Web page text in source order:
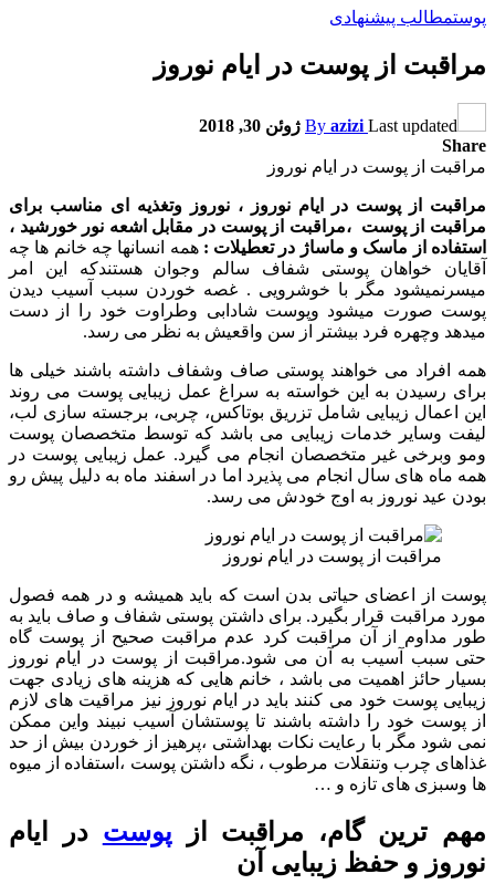
پوستمطالب پیشنهادی
مراقبت از پوست در ایام نوروز
By azizi Last updated
ژوئن 30, 2018
Share
مراقبت از پوست در ایام نوروز
مراقبت از پوست در ایام نوروز ، نوروز وتغذیه ای مناسب برای
مراقبت از پوست ،مراقبت از پوست در مقابل اشعه نور خورشید ،
استفاده از ماسک و ماساژ در تعطیلات :همه انسانها چه خانم ها چه
آقایان خواهان پوستی شفاف سالم وجوان هستندکه این امر
میسرنمیشود مگر با خوشرویی . غصه خوردن سبب آسیب دیدن
پوست صورت میشود وپوست شادابی وطراوت خود را از دست
میدهد وچهره فرد بیشتر از سن واقعیش به نظر می رسد.
همه افراد می خواهند پوستی صاف وشفاف داشته باشند خیلی ها
برای رسیدن به این خواسته به سراغ عمل زیبایی پوست می روند
این اعمال زیبایی شامل تزریق بوتاکس، چربی، برجسته سازی لب،
لیفت وسایر خدمات زیبایی می باشد که توسط متخصصان پوست
ومو وبرخی غیر متخصصان انجام می گیرد. عمل زیبایی پوست در
همه ماه های سال انجام می پذیرد اما در اسفند ماه به دلیل پیش رو
بودن عید نوروز به اوج خودش می رسد.
مراقبت از پوست در ایام نوروز
پوست از اعضای حیاتی بدن است که باید همیشه و در همه فصول
مورد مراقبت قرار بگیرد. برای داشتن پوستی شفاف و صاف باید به
طور مداوم از آن مراقبت کرد عدم مراقبت صحیح از پوست گاه
حتی سبب آسیب به آن می شود.مراقبت از پوست در ایام نوروز
بسیار حائز اهمیت می باشد ، خانم هایی که هزینه های زیادی جهت
زیبایی پوست خود می کنند باید در ایام نوروز نیز مراقیت های لازم
از پوست خود را داشته باشند تا پوستشان آسیب نبیند واین ممکن
نمی شود مگر با رعایت نکات بهداشتی ،پرهیز از خوردن بیش از حد
غذاهای چرب وتنقلات مرطوب ، نگه داشتن پوست ،استفاده از میوه
ها وسبزی های تازه و …
مهم ترین گام، مراقبت از پوست در ایام
نوروز و حفظ زیبایی آن